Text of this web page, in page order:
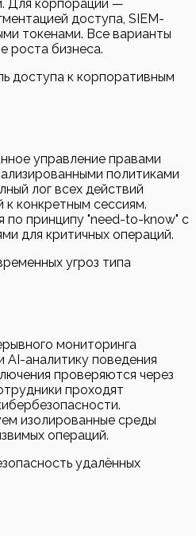
Для корпораций —
доступа, SIEM-
токенами. Все варианты
роста бизнеса.
доступа к корпоративным
управление правами
политиками
лог всех действий
к конкретным сессиям.
по принципу "need-to-know" с
для критичных операций.
угроз типа
мониторинга
AI-аналитику поведения
проверяются через
проходят
изолированные среды
операций.
удалённых